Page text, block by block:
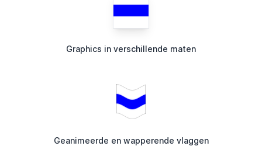
Graphics in verschillende maten
Geanimeerde en wapperende vlaggen